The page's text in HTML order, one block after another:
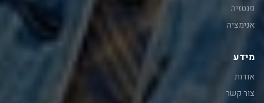
פנטזיה
אנימציה
מידע
אודות
צור קשר